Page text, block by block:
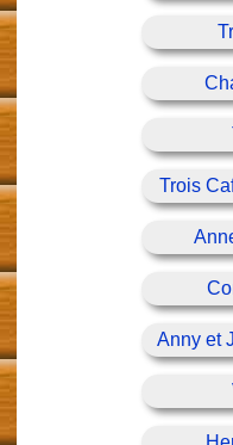
Trois
Anny et